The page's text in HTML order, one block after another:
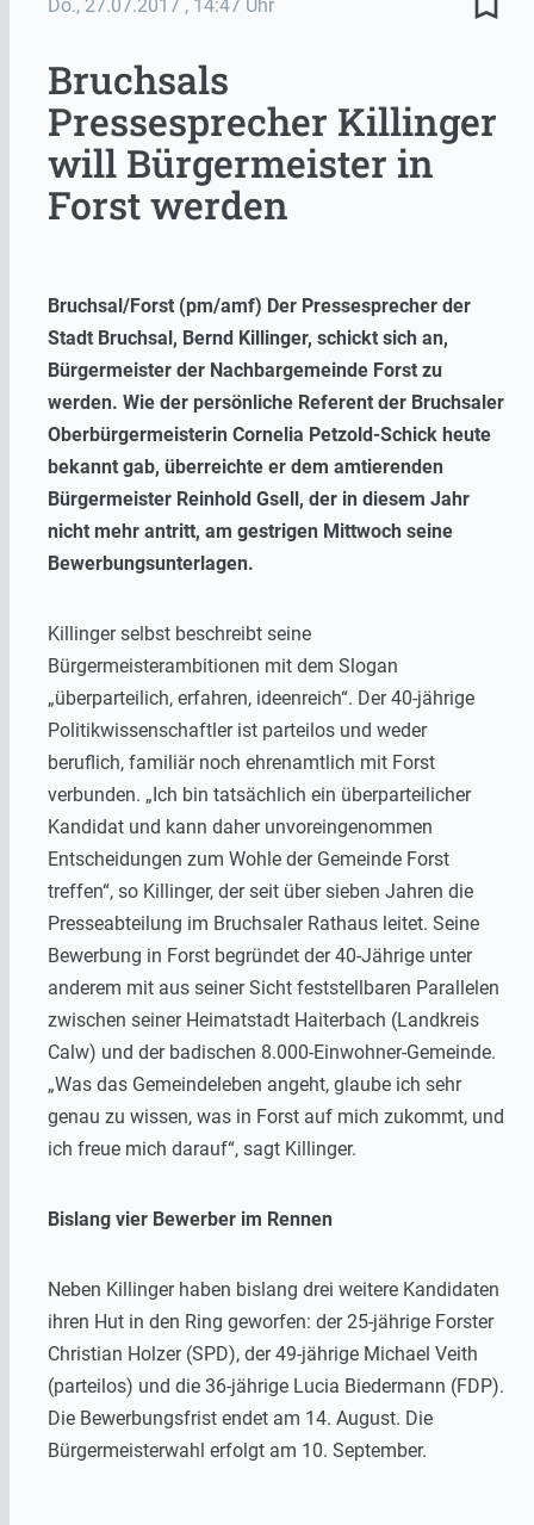
Do., 27.07.2017 , 14:47 Uhr
Bruchsals
Pressesprecher Killinger
will Bürgermeister in
Forst werden
Bruchsal/Forst (pm/amf) Der Pressesprecher der
Stadt Bruchsal, Bernd Killinger, schickt sich an,
Bürgermeister der Nachbargemeinde Forst zu
werden. Wie der persönliche Referent der Bruchsaler
Oberbürgermeisterin Cornelia Petzold-Schick heute
bekannt gab, überreichte er dem amtierenden
Bürgermeister Reinhold Gsell, der in diesem Jahr
nicht mehr antritt, am gestrigen Mittwoch seine
Bewerbungsunterlagen.
Killinger selbst beschreibt seine
Bürgermeisterambitionen mit dem Slogan
„überparteilich, erfahren, ideenreich“. Der 40-jährige
Politikwissenschaftler ist parteilos und weder
beruflich, familiär noch ehrenamtlich mit Forst
verbunden. „Ich bin tatsächlich ein überparteilicher
Kandidat und kann daher unvoreingenommen
Entscheidungen zum Wohle der Gemeinde Forst
treffen“, so Killinger, der seit über sieben Jahren die
Presseabteilung im Bruchsaler Rathaus leitet. Seine
Bewerbung in Forst begründet der 40-Jährige unter
anderem mit aus seiner Sicht feststellbaren Parallelen
zwischen seiner Heimatstadt Haiterbach (Landkreis
Calw) und der badischen 8.000-Einwohner-Gemeinde.
„Was das Gemeindeleben angeht, glaube ich sehr
genau zu wissen, was in Forst auf mich zukommt, und
ich freue mich darauf“, sagt Killinger.
Bislang vier Bewerber im Rennen
Neben Killinger haben bislang drei weitere Kandidaten
ihren Hut in den Ring geworfen: der 25-jährige Forster
Christian Holzer (SPD), der 49-jährige Michael Veith
(parteilos) und die 36-jährige Lucia Biedermann (FDP).
Die Bewerbungsfrist endet am 14. August. Die
Bürgermeisterwahl erfolgt am 10. September.